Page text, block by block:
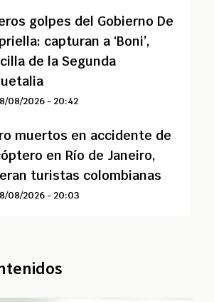
golpes del Gobierno De
capturan a ‘Boni’,
de la Segunda
08/2026 - 20:42
muertos en accidente de
en Río de Janeiro,
turistas colombianas
08/2026 - 20:03